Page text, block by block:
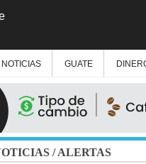
NOTICIAS GUATE
/ALERTAS